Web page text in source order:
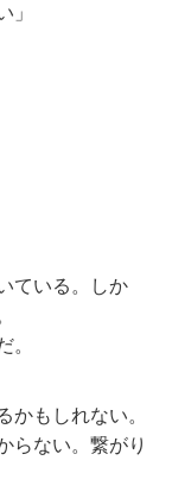
」
ている。しか
。
かもしれない。
らない。繋がり